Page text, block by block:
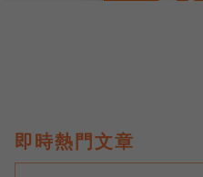
即時熱門文章